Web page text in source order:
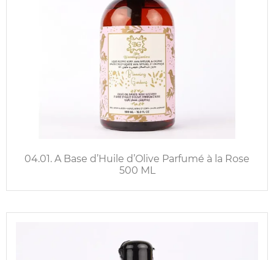
04.01. A Base d’Huile d’Olive Parfumé à la Rose
500 ML